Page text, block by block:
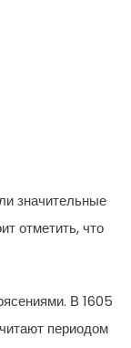
значительные
отметить, что
В 1605
периодом